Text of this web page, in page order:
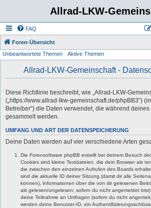
Allrad-LKW-
FAQ
Foren-Übersicht
Unbeantwortete Themen Aktive Themen
Allrad-LKW-Gemeinschaft -
Diese Richtlinie beschreibt, wie „Allrad-LKW-
(„https://www.allrad-lkw-gemeinschaft.de/phpBB3“)
Betreiber“) die Daten verwendet, die während
gesammelt werden.
UMFANG UND ART DER DATENSPEICHERUNG
Deine Daten werden auf vier verschiedene Arten
Die Forensoftware phpBB erstellt bei deinem Besuch
Cookies sind kleine Textdateien, die dein Browser als
die zwischen den einzelnen Aufrufen des Boards
sind die aktuelle ID deiner Sitzung (damit dir alle
können), Informationen über die von dir gelesenen
als gelesen/ungelesen; sofern du nicht angemeldet
deine Teilnahme an Umfragen (sofern du nicht
werden deine Benutzer-ID, ein